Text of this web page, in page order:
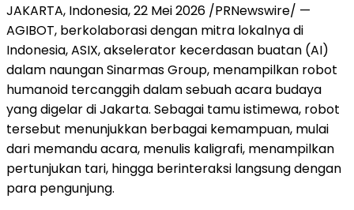
JAKARTA, Indonesia, 22 Mei 2026 /PRNewswire/ —
AGIBOT, berkolaborasi dengan mitra lokalnya di
Indonesia, ASIX, akselerator kecerdasan buatan (AI)
dalam naungan Sinarmas Group, menampilkan robot
humanoid tercanggih dalam sebuah acara budaya
yang digelar di Jakarta. Sebagai tamu istimewa, robot
tersebut menunjukkan berbagai kemampuan, mulai
dari memandu acara, menulis kaligrafi, menampilkan
pertunjukan tari, hingga berinteraksi langsung dengan
para pengunjung.